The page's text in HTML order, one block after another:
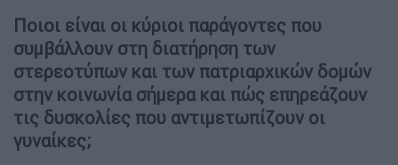
Ποιοι είναι οι κύριοι παράγοντες που
συμβάλλουν στη διατήρηση των
στερεοτύπων και των πατριαρχικών δομών
στην κοινωνία σήμερα και πώς επηρεάζουν
τις δυσκολίες που αντιμετωπίζουν οι
γυναίκες;